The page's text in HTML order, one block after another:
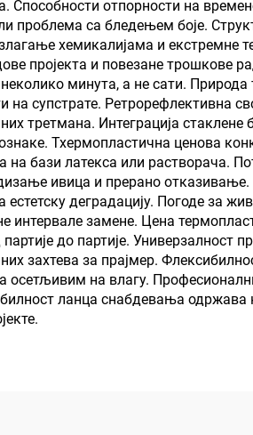
Способности отпорности на
проблема са бледењем боје.
хемикалијама и екстремне
пројекта и повезане трошкове
неколико минута, а не сати.
на супстрате. Ретрорефлективна
третмана. Интеграција
Тхермопластична ценова
на бази латекса или растворача.
ивица и прерано
естетску деградацију. Погоде за
интервале замене. Цена
до партије. Универзалност
захтева за прајмер.
осетљивим на влагу.
ланца снабдевања одржава